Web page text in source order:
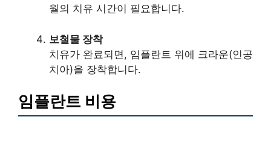
월의 치유 시간이 필요합니다.
보철물 장착
치유가 완료되면, 임플란트 위에 크라운(인공
치아)을 장착합니다.
임플란트 비용